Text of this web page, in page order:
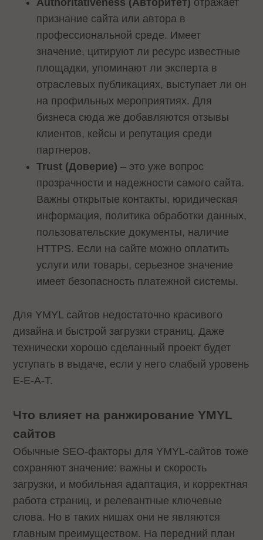
Authoritativeness (Авторитет) отражает
признание сайта или автора в
профессиональной среде. Имеет
значение, цитируют ли ресурс известные
площадки, упоминают ли эксперта в
отраслевых публикациях, выступает ли он
на профильных мероприятиях. Для
бизнеса сюда же добавляются отзывы
клиентов, кейсы и репутация среди
партнеров.
Trust (Доверие) – это уже вопрос
прозрачности и надежности самого сайта.
Важны открытые контакты, юридическая
информация, политика обработки данных,
пользовательские документы, наличие
HTTPS. Если на сайте можно оплатить
услуги или товары, серьезное значение
имеет безопасность платежной системы.
Для YMYL сайтов недостаточно красивого
дизайна и быстрой загрузки страниц. Даже
технически хорошо сделанный проект будет
уступать в выдаче, если у него слабый уровень
E-E-A-T.
Что влияет на ранжирование YMYL
сайтов
Обычные SEO-факторы для YMYL-сайтов тоже
сохраняют значение: важны и скорость
загрузки, и мобильная адаптация, и корректная
работа страниц, и релевантные ключевые
слова. Но в таких нишах они не являются
главным преимуществом. На передний план